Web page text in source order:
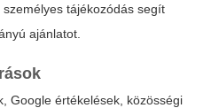
tájékozódás segít
ajánlatot.
Google értékelések, közösségi